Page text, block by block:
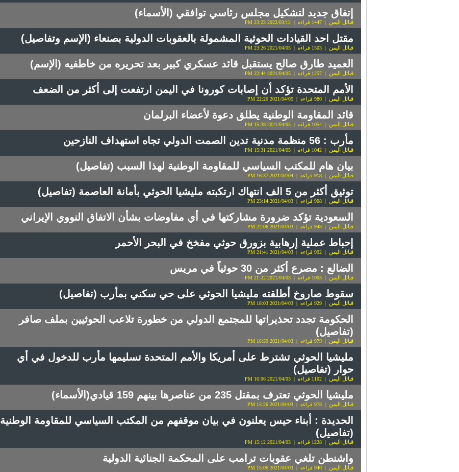
إتفاق جديد لتشكيل مجلس رئاسي توافقي (الأسماء)
قبائل اليمن | 1447 قراءه | 2022/03/12 23:23 PM
مقتل احد القيادات الحوثية المشمولة بالعقوبات الدولية بصنعاء (الإسم وتفاصيل)
قبائل اليمن | 1503 قراءه | 2021/04/05 23:26 PM
العميد طارق صالح يستقبل قائد عسكري كبير بعد تحريره من خاطفيه (الإسم)
قبائل اليمن | 1257 قراءه | 2021/04/05 22:44 PM
الأمم المتحدة تؤكد أن إصابات كورونا في اليمن ارتفعت إلى أكثر من الضعف
قبائل اليمن | 980 قراءه | 2021/04/05 22:26 PM
قائد المقاومة الوطنية يطلق دعوة لأعضاء البرلمان
قبائل اليمن | 1054 قراءه | 2021/04/05 15:38 PM
مأرب : 56 منظمة مدنية تدين الصمت الدولي تجاه استهداف النازحين
قبائل اليمن | 1042 قراءه | 2021/04/05 15:31 PM
بيان هام للمكتب السياسي للمقاومة الوطنية لهذا السبب (تفاصيل)
قبائل اليمن | 918 قراءه | 2021/04/04 16:37 PM
توثيق أكثر من 5 الف انتهاك ارتكبته مليشيا الحوثي بأمانة العاصمة (تفاصيل)
قبائل اليمن | 908 قراءه | 2021/04/03 23:14 PM
السعودية تؤكد ضرورة مشاركتها في أي مفاوضات بشأن الاتفاق النووي الإيراني
قبائل اليمن | 948 قراءه | 2021/04/03 22:06 PM
إحباط عملية إرهابية بزورق حوثي مفخخ في البحر الأحمر
قبائل اليمن | 992 قراءه | 2021/04/03 21:41 PM
الضالع : مصرع أكثر من 30 حوثياً في مريس
قبائل اليمن | 1005 قراءه | 2021/04/03 21:22 PM
سقوط صاروخ أطلقته مليشيا الحوثي على حي سكني بمأرب (تفاصيل)
قبائل اليمن | 929 قراءه | 2021/04/03 18:03 PM
الحكومة تجدد تحذيراتها للمجتمع الدولي من خطورة تلاعب الحوثيين بملف صافر
(تفاصيل)
قبائل اليمن | 979 قراءه | 2021/04/03 16:59 PM
مليشيا الحوثي تشترط على أمريكا والأمم المتحدة تسليمها مأرب للدخول في أي
حوار (تفاصيل)
قبائل اليمن | 1102 قراءه | 2021/04/03 16:06 PM
مليشيا الحوثي تعترف بمقتل 235 من عناصرها بينهم 159 قيادي(الأسماء)
قبائل اليمن | 978 قراءه | 2021/04/03 15:26 PM
الحديدة : أبناء حيس يعلنون في بيان موقفهم من المكتب السياسي للمقاومة الوطنية
(تفاصيل)
قبائل اليمن | 1228 قراءه | 2021/04/03 15:12 PM
واشنطن تلغي عقوبات ترامب على المحكمة الجنائية الدولية
قبائل اليمن | 940 قراءه | 2021/04/03 15:06 PM